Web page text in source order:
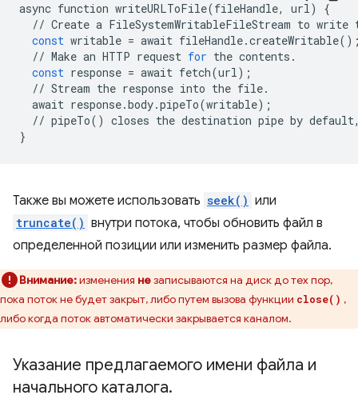
async function writeURLToFile(fileHandle, url)
{
// Create a FileSystemWritableFileStream to write
const writable = await fileHandle.createWritable
// Make an HTTP request for the contents .
const response = await fetch(url);
// Stream the response into the file.
await response.body.pipeTo(writable);
// pipeTo() closes the destination pipe by default
}
Также вы можете использовать seek() или
truncate() внутри потока, чтобы обновить файл в
определенной позиции или изменить размер файла.
Внимание:изменения незаписываются на диск до тех пор,
пока поток не будет закрыт, либо путем вызова функции close() ,
либо когда поток автоматически закрывается каналом.
Указание предлагаемого имени файла и
начального каталога.